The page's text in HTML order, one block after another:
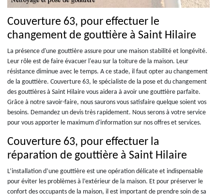
Couverture 63, pour effectuer le
changement de gouttière à Saint Hilaire
La présence d'une gouttière assure pour une maison stabilité et longévité.
Leur rôle est de faire évacuer l'eau sur la toiture de la maison. Leur
résistance diminue avec le temps. A ce stade, il faut opter au changement
de la gouttière. Couverture 63, le spécialiste de la pose et du changement
des gouttières à Saint Hilaire vous aidera à avoir une gouttière parfaite.
Grâce à notre savoir-faire, nous saurons vous satisfaire quelque soient vos
besoins. Demandez un devis très rapidement. Nous serons à votre service
pour vous apporter le maximum d'information sur nos offres et services.
Couverture 63, pour effectuer la
réparation de gouttière à Saint Hilaire
L’installation d’une gouttière est une opération délicate et indispensable
pour éviter les problèmes à l’extérieur de la maison. Et pour préserver le
confort des occupants de la maison, il est important de prendre soin de sa